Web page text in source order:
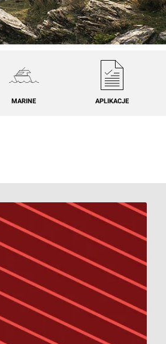
MARINE APLIKACJE